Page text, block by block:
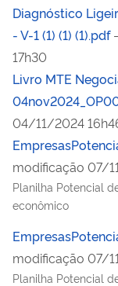
Diagnóstico
- V-1 (1) (1) (1).pdf
17h30
Livro MTE
04/11/2024
modificação 07/
Planilha Potencial
econômico
modificação 07/
Planilha Potencial